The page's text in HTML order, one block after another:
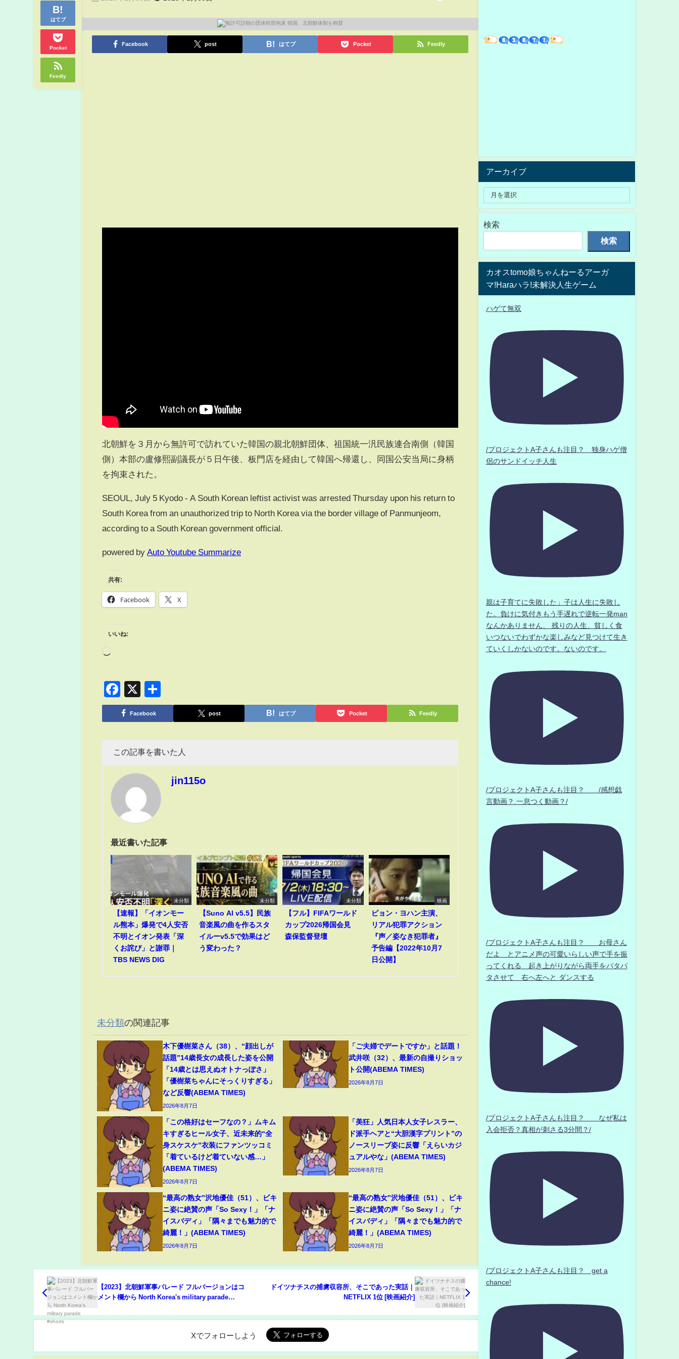
はてブ
Pocket
Feedly
Facebook post はてブ Pocket Feedly
北朝鮮を３月から無許可で訪れていた韓国の親北朝鮮団体、祖国統一汎民族連合南側（韓国
側）本部の盧修熙副議長が５日午後、板門店を経由して韓国へ帰還し、同国公安当局に身柄
を拘束された。
SEOUL, July 5 Kyodo - A South Korean leftist activist was arrested Thursday upon his return to
South Korea from an unauthorized trip to North Korea via the border village of Panmunjeom,
according to a South Korean government official.
powered by Auto Youtube Summarize
共有:
Facebook X
いいね:
Facebook
X
有
Facebook post はてブ Pocket Feedly
この記事を書いた人
jin115o
最近書いた記事
未分類
【速報】「イオンモー
ル熊本」爆発で4人安否
不明とイオン発表「深
くお詫び」と謝罪｜
TBS NEWS DIG
未分類
【Suno AI v5.5】民族
音楽風の曲を作るスタ
イルーv5.5で効果はど
う変わった？
未分類
【フル】FIFAワールド
カップ2026帰国会見
森保監督登壇
映画
ピョン・ヨハン主演、
リアル犯罪アクション
『声／姿なき犯罪者』
予告編【2022年10月7
日公開】
未分類の関連記事
木下優樹菜さん（38）、“顔出しが
話題”14歳長女の成長した姿を公開
「14歳とは思えぬオトナっぽさ」
「優樹菜ちゃんにそっくりすぎる」
など反響(ABEMA TIMES)
2026年8月7日
「ご夫婦でデートですか」と話題！
武井咲（32）、最新の自撮りショッ
ト公開(ABEMA TIMES)
2026年8月7日
「この格好はセーフなの？」ムキム
キすぎるヒール女子、近未来的“全
身スケスケ”衣装にファンツッコミ
「着ているけど着ていない感…」
(ABEMA TIMES)
2026年8月7日
「美狂」人気日本人女子レスラー、
ド派手ヘアと“大胆漢字プリント”の
ノースリーブ姿に反響「えらいカジ
ュアルやな」(ABEMA TIMES)
2026年8月7日
“最高の熟女”沢地優佳（51）、ビキ
ニ姿に絶賛の声「So Sexy！」「ナ
イスバディ」「隅々までも魅力的で
綺麗！」(ABEMA TIMES)
2026年8月7日
“最高の熟女”沢地優佳（51）、ビキ
ニ姿に絶賛の声「So Sexy！」「ナ
イスバディ」「隅々までも魅力的で
綺麗！」(ABEMA TIMES)
2026年8月7日
【2023】北朝鮮軍事パレード フルバージョンはコ
メント欄から North Korea's military parade
ドイツナチスの捕虜収容所、そこであった実話｜
NETFLIX 1位 [映画紹介]
Xでフォローしよう
アーカイブ
検索
検索
カオスtomo娘ちゃんねーるアーガ
マ!Haraハラ!未解決人生ゲーム
ハゲて無双
/プロジェクトA子さんも注目？ 独身ハゲ僧
侶のサンドイッチ人生
親は子育てに失敗した」子は人生に失敗し
た。負けに気付きもう手遅れで逆転一発man
なんかありません、 残りの人生、貧しく食
いつないでわずかな楽しみなど見つけて生き
ていくしかないのです。ないのです。
/プロジェクトA子さんも注目？ /感想戯
言動画？.一息つく動画？/
/プロジェクトA子さんも注目？ お母さん
だよ とアニメ声の可愛いらしい声で手を振
ってくれる 起き上がりながら両手をパタパ
タさせて 右へ左へと ダンスする
/プロジェクトA子さんも注目？ なぜ私は
入会拒否？真相が刺さる3分間？/
/プロジェクトA子さんも注目？ get a
chance!